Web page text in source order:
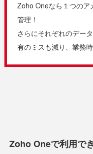
Zoho Oneなら１つのア
管理！
さらにそれぞれのデー
有のミスも減り、業務
Zoho Oneで利用で